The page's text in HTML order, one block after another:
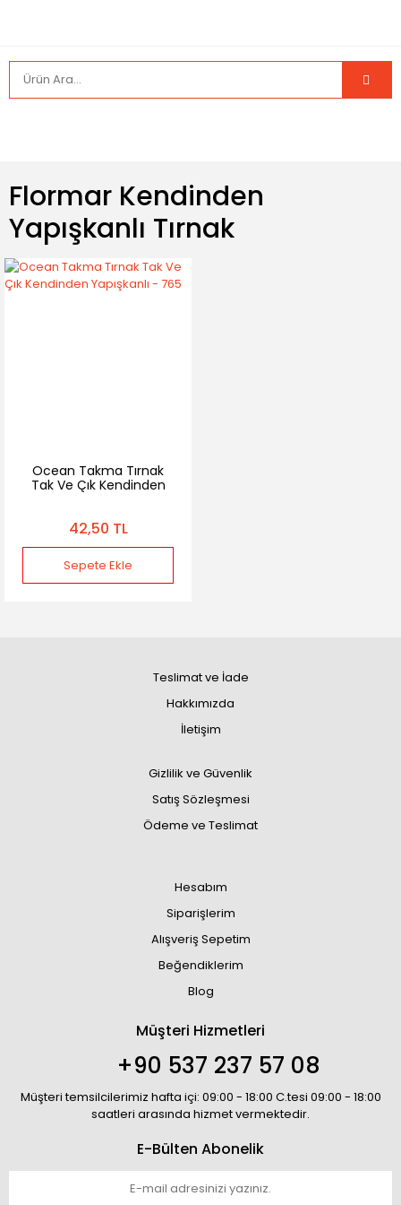
Flormar Kendinden
Yapışkanlı Tırnak
Ocean Takma Tırnak
Tak Ve Çık Kendinden
42,50 TL
Sepete Ekle
Teslimat ve İade
Hakkımızda
İletişim
Gizlilik ve Güvenlik
Satış Sözleşmesi
Ödeme ve Teslimat
Hesabım
Siparişlerim
Alışveriş Sepetim
Beğendiklerim
Blog
Müşteri Hizmetleri
+90 537 237 57 08
Müşteri temsilcilerimiz hafta içi: 09:00 - 18:00 C.tesi 09:00 - 18:00
saatleri arasında hizmet vermektedir.
E-Bülten Abonelik